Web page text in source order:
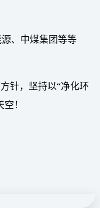
、中煤集团等等
针，坚持以“净化环
！